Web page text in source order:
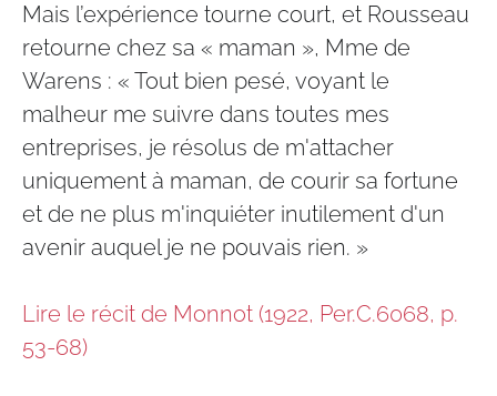
Mais l’expérience tourne court, et Rousseau
retourne chez sa « maman », Mme de
Warens : « Tout bien pesé, voyant le
malheur me suivre dans toutes mes
entreprises, je résolus de m'attacher
uniquement à maman, de courir sa fortune
et de ne plus m'inquiéter inutilement d'un
avenir auquel je ne pouvais rien. »
Lire le récit de Monnot (1922, Per.C.6068, p.
53-68)